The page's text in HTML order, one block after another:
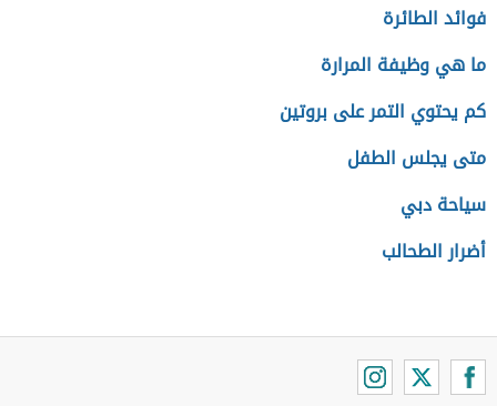
فوائد الطائرة
ما هي وظيفة المرارة
كم يحتوي التمر على بروتين
متى يجلس الطفل
سياحة دبي
أضرار الطحالب